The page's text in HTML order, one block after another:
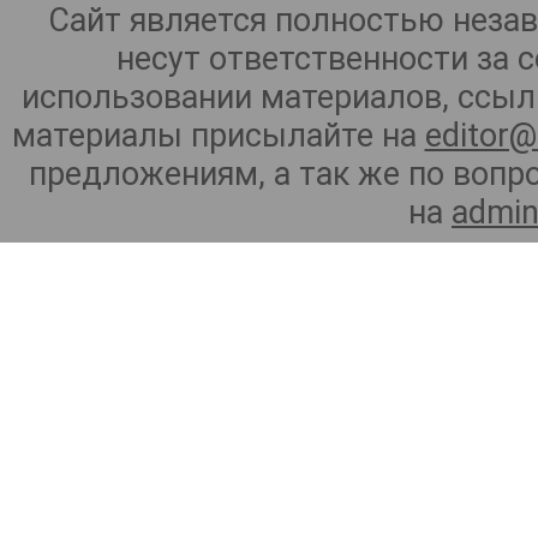
Сайт является полностью
несут ответственности
использовании материалов,
материалы присылайте на
предложениям, а так же по
на